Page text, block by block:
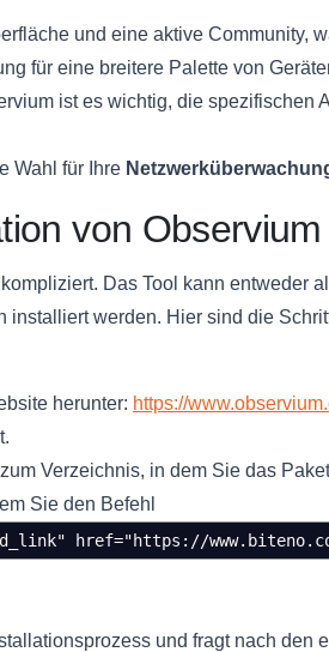
und eine aktive Community,
für eine breitere Palette von
ist es wichtig, die spezifischen
Wahl für Ihre
von Observium
Das Tool kann entweder
werden. Hier sind die
herunter: https://
Verzeichnis, in dem Sie das
Sie den Befehl
href="https://
und fragt nach den